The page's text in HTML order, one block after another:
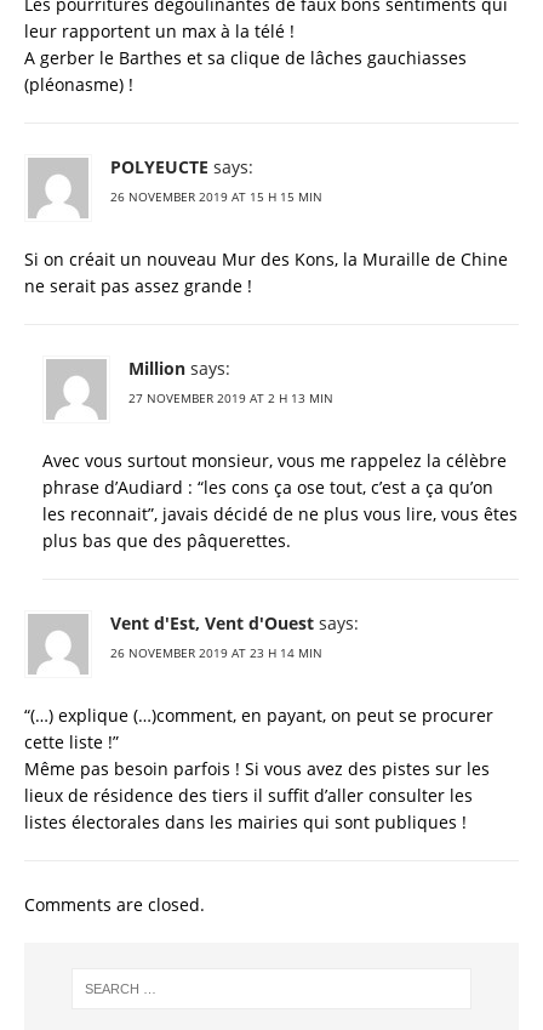
leur rapportent un max à la télé !
A gerber le Barthes et sa clique de lâches gauchiasses
(pléonasme) !
POLYEUCTE says:
26 NOVEMBER 2019 AT 15 H 15 MIN
Si on créait un nouveau Mur des Kons, la Muraille de Chine
ne serait pas assez grande !
Million says:
27 NOVEMBER 2019 AT 2 H 13 MIN
Avec vous surtout monsieur, vous me rappelez la célèbre
phrase d’Audiard : “les cons ça ose tout, c’est a ça qu’on
les reconnait”, javais décidé de ne plus vous lire, vous êtes
plus bas que des pâquerettes.
Vent d'Est, Vent d'Ouest says:
26 NOVEMBER 2019 AT 23 H 14 MIN
“(…) explique (…)comment, en payant, on peut se procurer
cette liste !”
Même pas besoin parfois ! Si vous avez des pistes sur les
lieux de résidence des tiers il suffit d’aller consulter les
listes électorales dans les mairies qui sont publiques !
Comments are closed.